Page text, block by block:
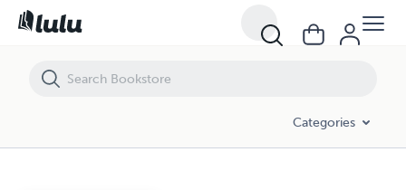
Categories
¿Deseo o Necesidad? Para vivir como ...